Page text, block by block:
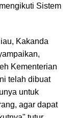
Sistem
Kakanda
Kementerian
telah dibuat
untuk
agar dapat